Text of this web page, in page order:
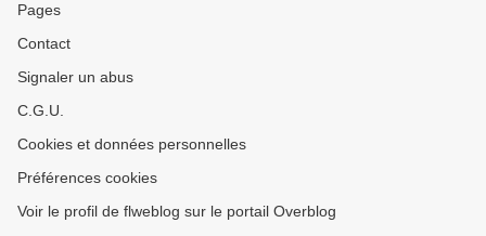
Pages
Contact
Signaler un abus
C.G.U.
Cookies et données personnelles
Préférences cookies
Voir le profil de flweblog sur le portail Overblog